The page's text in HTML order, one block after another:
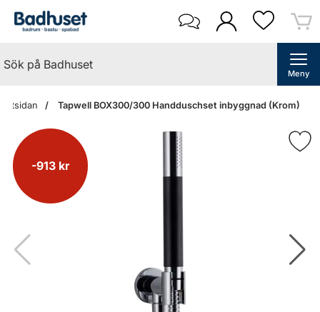
Meny
Tapwell BOX300/300 Handduschset inbyggnad (Krom)
-913 kr